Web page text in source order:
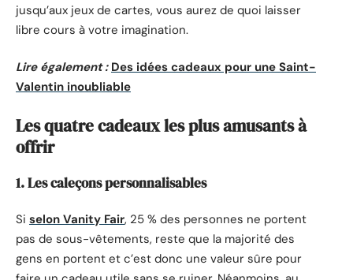
jusqu’aux jeux de cartes, vous aurez de quoi laisser
libre cours à votre imagination.
Lire également : Des idées cadeaux pour une Saint-
Valentin inoubliable
Les quatre cadeaux les plus amusants à
offrir
1. Les caleçons personnalisables
Si selon Vanity Fair, 25 % des personnes ne portent
pas de sous-vêtements, reste que la majorité des
gens en portent et c’est donc une valeur sûre pour